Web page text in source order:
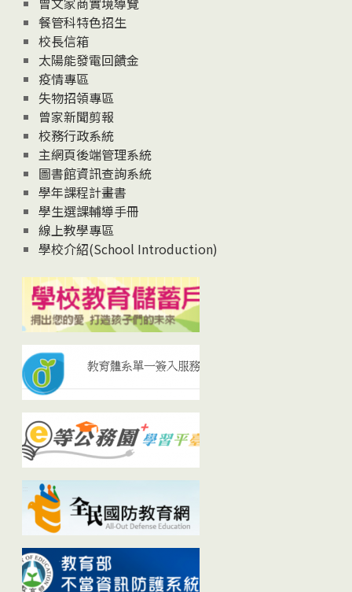
News餐管科特色招生
校長信箱
太陽能發電回饋金
疫情專區
失物招領專區
曾家新聞剪報
校務行政系統
主網頁後端管理系統
圖書館資訊查詢系統
學年課程計畫書
學生選課輔導手冊
線上教學專區
學校介紹(School Introduction)